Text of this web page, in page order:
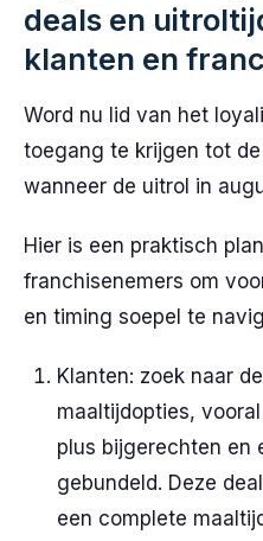
deals en
klanten en
Word nu lid van het
toegang te krijgen tot
wanneer de uitrol in
Hier is een praktisch
franchisenemers om
en timing soepel te
Klanten: zoek naar
maaltijdopties,
plus bijgerechten en
gebundeld. Deze
een complete